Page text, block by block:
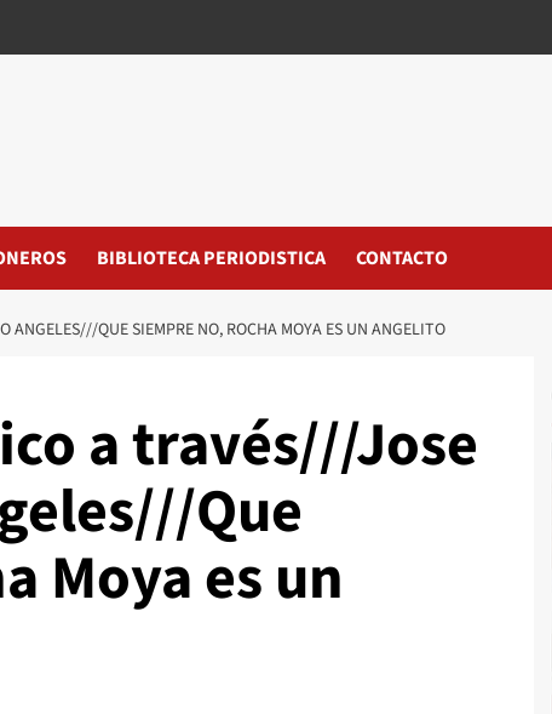
BIBLIOTECA PERIODISTICA CONTACTO
ANGELES///QUE SIEMPRE NO, ROCHA MOYA ES UN ANGELITO
a través///Jose
Que
Moya es un